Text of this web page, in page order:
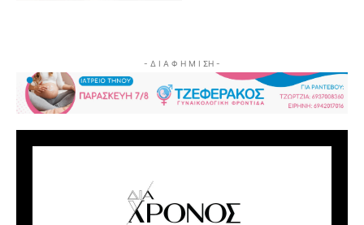
- Δ Ι Α Φ Η Μ Ι ΣΗ -